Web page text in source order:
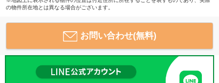
の物件所在地とは異なる場合がございます。
お問い合わせ(無料)